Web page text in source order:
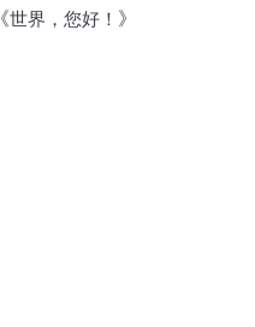
世界，您好！ 》